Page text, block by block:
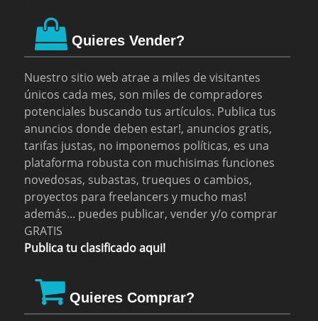
Quieres Vender?
Nuestro sitio web atrae a miles de visitantes
únicos cada mes, son miles de compradores
potenciales buscando tus artículos. Publica tus
anuncios donde deben estar!, anuncios gratis,
tarifas justas, no imponemos políticas, es una
plataforma robusta con muchisimas funciones
novedosas, subastas, trueques o cambios,
proyectos para freelancers y mucho mas!
además... puedes publicar, vender y/o comprar
GRATIS
Publica tu clasificado aqui!
Quieres Comprar?